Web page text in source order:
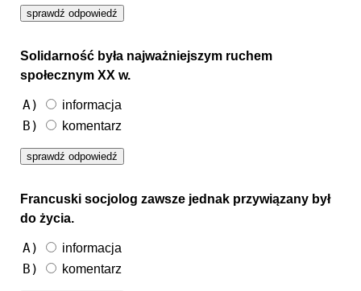
Solidarność była najważniejszym ruchem
społecznym XX w.
A) informacja
B) komentarz
Francuski socjolog zawsze jednak przywiązany był
do życia.
A) informacja
B) komentarz